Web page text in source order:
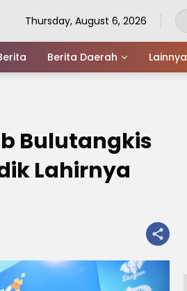
Thursday, August 6, 2026
Berita Daerah Lainnya
Bulutangkis
Lahirnya